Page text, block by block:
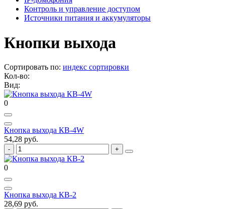
Контроль и управление доступом
Источники питания и аккумуляторы
Кнопки выхода
Сортировать по: индекс сортировки
Кол-во:
Вид:
0
Кнопка выхода КВ-4W
54,28 руб.
0
Кнопка выхода КВ-2
28,69 руб.